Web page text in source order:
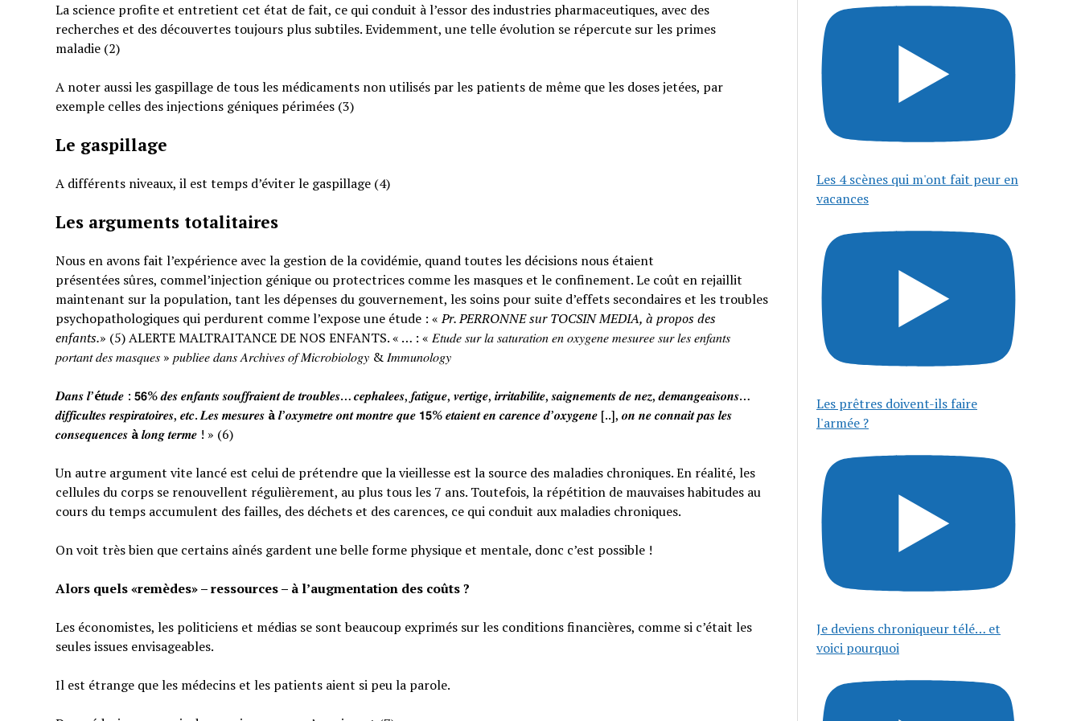
La science profite et entretient cet état de fait, ce qui conduit à l’essor des industries pharmaceutiques, avec des
recherches et des découvertes toujours plus subtiles. Evidemment, une telle évolution se répercute sur les primes
maladie (2)
A noter aussi les gaspillage de tous les médicaments non utilisés par les patients de même que les doses jetées, par
exemple celles des injections géniques périmées (3)
Le gaspillage
A différents niveaux, il est temps d’éviter le gaspillage (4)
Les arguments totalitaires
Nous en avons fait l’expérience avec la gestion de la covidémie, quand toutes les décisions nous étaient
présentées sûres, commel’injection génique ou protectrices comme les masques et le confinement. Le coût en rejaillit
maintenant sur la population, tant les dépenses du gouvernement, les soins pour suite d’effets secondaires et les troubles
psychopathologiques qui perdurent comme l’expose une étude : «Pr. PERRONNE sur TOCSIN MEDIA, à propos des
enfants.» (5) ALERTE MALTRAITANCE DE NOS ENFANTS. « … : « 𝐸𝑡𝑢𝑑𝑒 𝑠𝑢𝑟 𝑙𝑎 𝑠𝑎𝑡𝑢𝑟𝑎𝑡𝑖𝑜𝑛 𝑒𝑛 𝑜𝑥𝑦𝑔𝑒𝑛𝑒 𝑚𝑒𝑠𝑢𝑟𝑒𝑒 𝑠𝑢𝑟 𝑙𝑒𝑠 𝑒𝑛𝑓𝑎𝑛𝑡𝑠
𝑝𝑜𝑟𝑡𝑎𝑛𝑡 𝑑𝑒𝑠 𝑚𝑎𝑠𝑞𝑢𝑒𝑠 » 𝑝𝑢𝑏𝑙𝑖𝑒𝑒 𝑑𝑎𝑛𝑠 𝐴𝑟𝑐ℎ𝑖𝑣𝑒𝑠 𝑜𝑓 𝑀𝑖𝑐𝑟𝑜𝑏𝑖𝑜𝑙𝑜𝑔𝑦 & 𝐼𝑚𝑚𝑢𝑛𝑜𝑙𝑜𝑔𝑦
𝑫𝒂𝒏𝒔 𝒍’é𝒕𝒖𝒅𝒆 : 𝟱𝟲% 𝒅𝒆𝒔 𝒆𝒏𝒇𝒂𝒏𝒕𝒔 𝒔𝒐𝒖𝒇𝒇𝒓𝒂𝒊𝒆𝒏𝒕 𝒅𝒆 𝒕𝒓𝒐𝒖𝒃𝒍𝒆𝒔… 𝒄𝒆𝒑𝒉𝒂𝒍𝒆𝒆𝒔, 𝒇𝒂𝒕𝒊𝒈𝒖𝒆, 𝒗𝒆𝒓𝒕𝒊𝒈𝒆, 𝒊𝒓𝒓𝒊𝒕𝒂𝒃𝒊𝒍𝒊𝒕𝒆, 𝒔𝒂𝒊𝒈𝒏𝒆𝒎𝒆𝒏𝒕𝒔 𝒅𝒆 𝒏𝒆𝒛, 𝒅𝒆𝒎𝒂𝒏𝒈𝒆𝒂𝒊𝒔𝒐𝒏𝒔…
𝒅𝒊𝒇𝒇𝒊𝒄𝒖𝒍𝒕𝒆𝒔 𝒓𝒆𝒔𝒑𝒊𝒓𝒂𝒕𝒐𝒊𝒓𝒆𝒔, 𝒆𝒕𝒄. 𝑳𝒆𝒔 𝒎𝒆𝒔𝒖𝒓𝒆𝒔 à𝒍’𝒐𝒙𝒚𝒎𝒆𝒕𝒓𝒆 𝒐𝒏𝒕 𝒎𝒐𝒏𝒕𝒓𝒆 𝒒𝒖𝒆 𝟭𝟱% 𝒆𝒕𝒂𝒊𝒆𝒏𝒕 𝒆𝒏 𝒄𝒂𝒓𝒆𝒏𝒄𝒆 𝒅’𝒐𝒙𝒚𝒈𝒆𝒏𝒆 [..], 𝒐𝒏 𝒏𝒆 𝒄𝒐𝒏𝒏𝒂𝒊𝒕 𝒑𝒂𝒔 𝒍𝒆𝒔
𝒄𝒐𝒏𝒔𝒆𝒒𝒖𝒆𝒏𝒄𝒆𝒔 à𝒍𝒐𝒏𝒈 𝒕𝒆𝒓𝒎𝒆 ! » (6)
Un autre argument vite lancé est celui de prétendre que la vieillesse est la source des maladies chroniques. En réalité, les
cellules du corps se renouvellent régulièrement, au plus tous les 7 ans. Toutefois, la répétition de mauvaises habitudes au
cours du temps accumulent des failles, des déchets et des carences, ce qui conduit aux maladies chroniques.
On voit très bien que certains aînés gardent une belle forme physique et mentale, donc c’est possible !
Alors quels «remèdes» – ressources – à l’augmentation des coûts ?
Les économistes, les politiciens et médias se sont beaucoup exprimés sur les conditions financières, comme si c’était les
seules issues envisageables.
Il est étrange que les médecins et les patients aient si peu la parole.
Les 4 scènes qui m'ont fait peur en
vacances
Les prêtres doivent-ils faire
l'armée ?
Je deviens chroniqueur télé… et
voici pourquoi